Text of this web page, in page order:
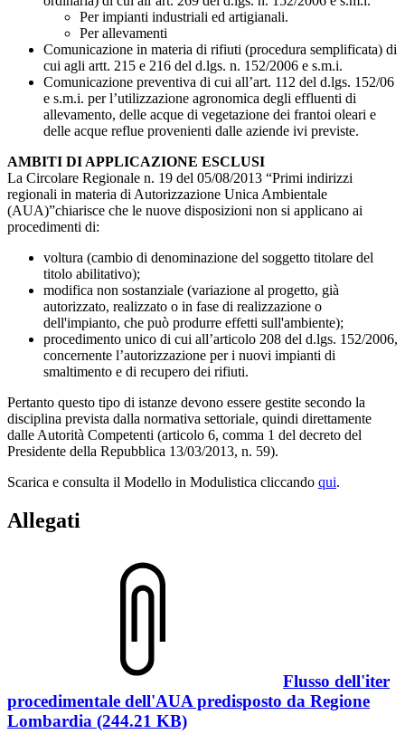
Per impianti industriali ed artigianali.
Per allevamenti
Comunicazione in materia di rifiuti (procedura semplificata) di
cui agli artt. 215 e 216 del d.lgs. n. 152/2006 e s.m.i.
Comunicazione preventiva di cui all’art. 112 del d.lgs. 152/06
e s.m.i. per l’utilizzazione agronomica degli effluenti di
allevamento, delle acque di vegetazione dei frantoi oleari e
delle acque reflue provenienti dalle aziende ivi previste.
AMBITI DI APPLICAZIONE ESCLUSI
La Circolare Regionale n. 19 del 05/08/2013 “Primi indirizzi
regionali in materia di Autorizzazione Unica Ambientale
(AUA)”chiarisce che le nuove disposizioni non si applicano ai
procedimenti di:
voltura (cambio di denominazione del soggetto titolare del
titolo abilitativo);
modifica non sostanziale (variazione al progetto, già
autorizzato, realizzato o in fase di realizzazione o
dell'impianto, che può produrre effetti sull'ambiente);
procedimento unico di cui all’articolo 208 del d.lgs. 152/2006,
concernente l’autorizzazione per i nuovi impianti di
smaltimento e di recupero dei rifiuti.
Pertanto questo tipo di istanze devono essere gestite secondo la
disciplina prevista dalla normativa settoriale, quindi direttamente
dalle Autorità Competenti (articolo 6, comma 1 del decreto del
Presidente della Repubblica 13/03/2013, n. 59).
Scarica e consulta il Modello in Modulistica cliccando qui.
Allegati
Flusso dell'iter
procedimentale dell'AUA predisposto da Regione
Lombardia (244.21 KB)